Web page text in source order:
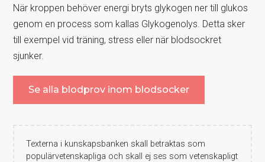
När kroppen behöver energi bryts glykogen ner till glukos
genom en process som kallas Glykogenolys. Detta sker
till exempel vid träning, stress eller när blodsockret
sjunker.
Se alla blodprov inom blodsocker
Texterna i kunskapsbanken skall betraktas som
populärvetenskapliga och skall ej ses som vetenskapligt